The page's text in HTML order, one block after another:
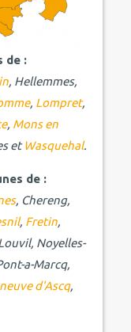
de :
, Hellemmes,
, Lompret,
, Mons en
etWasquehal.
de :
, Chereng,
, Fretin,
Noyelles-
a-Marcq,
d'Ascq,